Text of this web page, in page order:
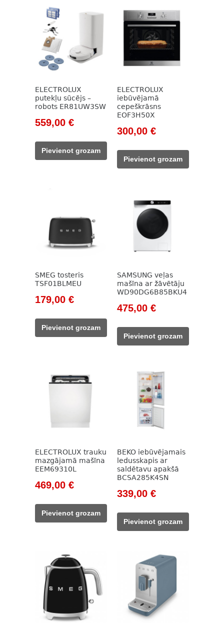
ELECTROLUX
putekļu sūcējs –
robots ER81UW3SW
Original
was:
726,00 €.
559,00 €Current
559,00 €.
Pievienot grozam
ELECTROLUX
iebūvējamā
cepeškrāsns
EOF3H50X
Original
was:
439,00 €.
300,00 €Current
300,00 €.
Pievienot grozam
SMEG tosteris
TSF01BLMEU
Original
was:
205,00 €.
179,00 €Current
179,00 €.
Pievienot grozam
SAMSUNG veļas
mašīna ar žāvētāju
WD90DG6B85BKU4
Original
was:
712,00 €.
475,00 €Current
475,00 €.
Pievienot grozam
ELECTROLUX trauku
mazgājamā mašīna
EEM69310L
Original
was:
692,00 €.
469,00 €Current
469,00 €.
Pievienot grozam
BEKO iebūvējamais
ledusskapis ar
saldētavu apakšā
BCSA285K4SN
Original
was:
785,00 €.
339,00 €Current
339,00 €.
Pievienot grozam